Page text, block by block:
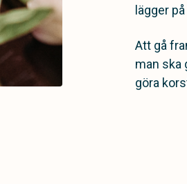
lägger
Att gå
man ska
göra